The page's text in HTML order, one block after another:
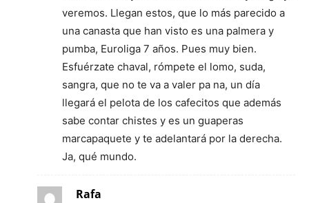
veremos. Llegan estos, que lo más parecido a
una canasta que han visto es una palmera y
pumba, Euroliga 7 años. Pues muy bien.
Esfuérzate chaval, rómpete el lomo, suda,
sangra, que no te va a valer pa na, un día
llegará el pelota de los cafecitos que además
sabe contar chistes y es un guaperas
marcapaquete y te adelantará por la derecha.
Ja, qué mundo.
Rafa